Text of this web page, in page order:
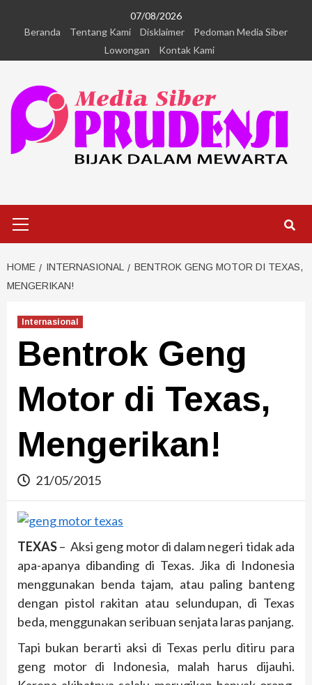
07/08/2026
Beranda
Tentang Kami Disklaimer
Pedoman Media Siber
Lowongan
Kontak Kami
HOME INTERNASIONAL
BENTROK GENG MOTOR DI TEXAS,
MENGERIKAN!
Internasional
Bentrok Geng
Motor di Texas,
Mengerikan!
21/05/2015
TEXAS– Aksi geng motor di dalam negeri tidak ada
apa-apanya dibanding di Texas. Jika di Indonesia
menggunakan benda tajam, atau paling banteng
dengan pistol rakitan atau selundupan, di Texas
beda, menggunakan seribuan senjata laras panjang.
Tapi bukan berarti aksi di Texas perlu ditiru para
geng motor di Indonesia, malah harus dijauhi.